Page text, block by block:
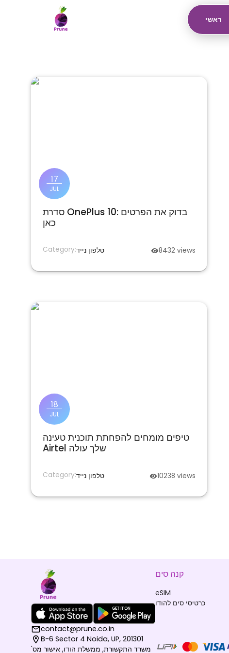
ראשי
17
JUL
סדרת OnePlus 10: בדוק את הפרטים
כאן
Category:טלפון נייד 8432 views
18
JUL
טיפים מומחים להפחתת תוכנית טעינה
Airtel שלך עולה
Category:טלפון נייד 10238 views
contact@prune.co.in
B-6 Sector 4 Noida, UP, 201301
משרד התקשורת, ממשלת הודו, אישור מס'
קנה סים
eSIM
כרטיסי סים להודו